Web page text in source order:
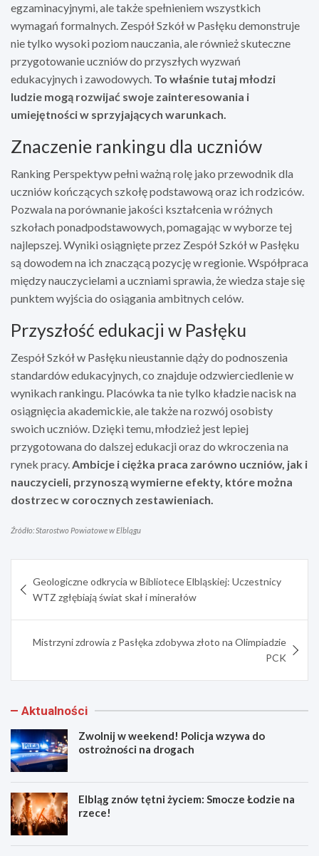
egzaminacyjnymi, ale także spełnieniem wszystkich
wymagań formalnych. Zespół Szkół w Pasłęku demonstruje
nie tylko wysoki poziom nauczania, ale również skuteczne
przygotowanie uczniów do przyszłych wyzwań
edukacyjnych i zawodowych. To właśnie tutaj młodzi
ludzie mogą rozwijać swoje zainteresowania i
umiejętności w sprzyjających warunkach.
Znaczenie rankingu dla uczniów
Ranking Perspektyw pełni ważną rolę jako przewodnik dla
uczniów kończących szkołę podstawową oraz ich rodziców.
Pozwala na porównanie jakości kształcenia w różnych
szkołach ponadpodstawowych, pomagając w wyborze tej
najlepszej. Wyniki osiągnięte przez Zespół Szkół w Pasłęku
są dowodem na ich znaczącą pozycję w regionie. Współpraca
między nauczycielami a uczniami sprawia, że wiedza staje się
punktem wyjścia do osiągania ambitnych celów.
Przyszłość edukacji w Pasłęku
Zespół Szkół w Pasłęku nieustannie dąży do podnoszenia
standardów edukacyjnych, co znajduje odzwierciedlenie w
wynikach rankingu. Placówka ta nie tylko kładzie nacisk na
osiągnięcia akademickie, ale także na rozwój osobisty
swoich uczniów. Dzięki temu, młodzież jest lepiej
przygotowana do dalszej edukacji oraz do wkroczenia na
rynek pracy.Ambicje i ciężka praca zarówno uczniów, jak i
nauczycieli, przynoszą wymierne efekty, które można
dostrzec w corocznych zestawieniach.
Źródło: Starostwo Powiatowe w Elblągu
wpisu
Geologiczne odkrycia w Bibliotece Elbląskiej: Uczestnicy
WTZ zgłębiają świat skał i minerałów
Mistrzyni zdrowia z Pasłęka zdobywa złoto na Olimpiadzie
PCK
Aktualności
Zwolnij w weekend! Policja wzywa do
ostrożności na drogach
Elbląg znów tętni życiem: Smocze Łodzie na
rzece!